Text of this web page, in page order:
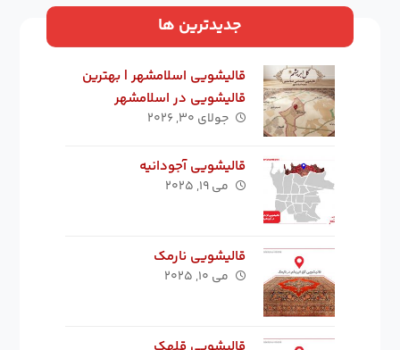
جدیدترین ها
قالیشویی اسلامشهر | بهترین
قالیشویی در اسلامشهر
جولای ۳۰, ۲۰۲۶
قالیشویی آجودانیه
می ۱۹, ۲۰۲۵
قالیشویی نارمک
می ۱۰, ۲۰۲۵